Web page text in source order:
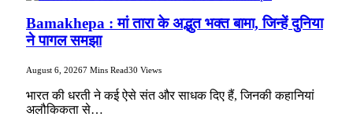
Bamakhepa : मां तारा के अद्भुत भक्त बामा, जिन्हें दुनिया
ने पागल समझा
August 6, 20267 Mins Read30 Views
भारत की धरती ने कई ऐसे संत और साधक दिए हैं, जिनकी कहानियां
अलौकिकता से…